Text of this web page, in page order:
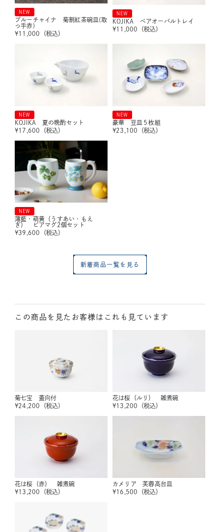
NEW
ブルーチャイナ 菊割紅茶碗皿(取
っ手赤)
¥11,000 （税込）
NEW
KOJIKA ペアオーバルトレイ
¥11,000 （税込）
NEW
KOJIKA 夏の晩酌セット
¥17,600 （税込）
NEW
豪華 豆皿５枚組
¥23,100 （税込）
NEW
薄藍・萌黄（うすあい・もえ
ぎ） ビアマグ2個セット
¥39,600 （税込）
新着商品一覧を見る
この商品を見たお客様はこれも見ています
菊七宝 蓋向付
¥24,200 （税込）
花は桜（ルリ） 雑煮碗
¥13,200 （税込）
花は桜（赤） 雑煮碗
¥13,200 （税込）
カメリア 芙蓉高台皿
¥16,500 （税込）